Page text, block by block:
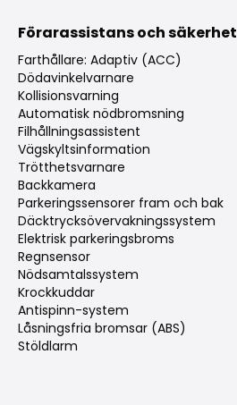
Förarassistans och säkerhet
Farthållare: Adaptiv (ACC)
Dödavinkelvarnare
Kollisionsvarning
Automatisk nödbromsning
Filhållningsassistent
Vägskyltsinformation
Trötthetsvarnare
Backkamera
Parkeringssensorer fram och bak
Däcktrycksövervakningssystem
Elektrisk parkeringsbroms
Regnsensor
Nödsamtalssystem
Krockkuddar
Antispinn-system
Låsningsfria bromsar (ABS)
Stöldlarm